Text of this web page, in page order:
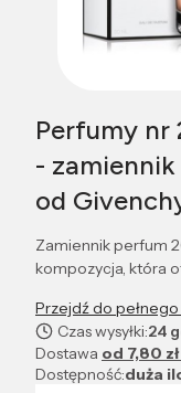
Perfumy nr
-
od
Zamiennik perfum
kompozycja, która
Przejdź do
Czas wysyłki:24
Dostawa od 7,80 zł
Dostępność:duża